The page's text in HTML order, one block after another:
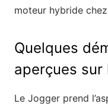
moteur hybride
Quelques
aperçues sur
Le Jogger prend